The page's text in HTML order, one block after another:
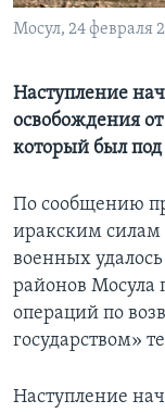
Языки
Мосул, 24 февраля
Наступление
освобождения
который был
По сообщению
иракским
военных
районов Мосула
операций по
государством»
Наступление